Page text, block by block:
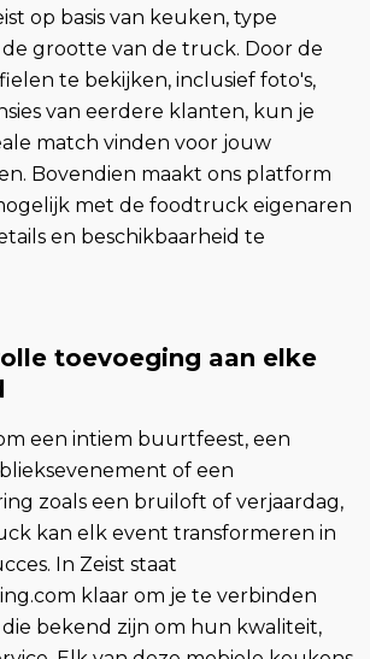
op basis van keuken, type
grootte van de truck. Door de
te bekijken, inclusief foto's,
van eerdere klanten, kun je
match vinden voor jouw
Bovendien maakt ons platform
met de foodtruck eigenaren
en beschikbaarheid te
toevoeging aan elke
een intiem buurtfeest, een
of een
zoals een bruiloft of verjaardag,
kan elk event transformeren in
In Zeist staat
klaar om je te verbinden
bekend zijn om hun kwaliteit,